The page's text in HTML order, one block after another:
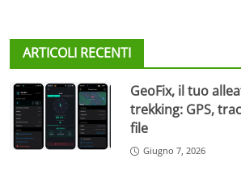
ARTICOLI RECENTI
GeoFix, il tuo
trekking: GPS,
file
Giugno 7, 2026